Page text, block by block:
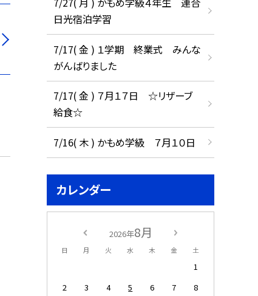
日光宿泊学習
7/17( 金 ) １学期 終業式 みんな
がんばりました
7/17( 金 ) ７月１７日 ☆リザーブ
給食☆
7/16( 木 ) かもめ学級 ７月１０日
カレンダー
2026年8月
日 月 火 水 木 金 土
1
2
3 4 5 6 7
8